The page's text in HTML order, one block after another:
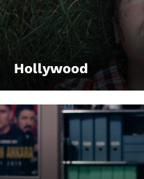
Hollywood